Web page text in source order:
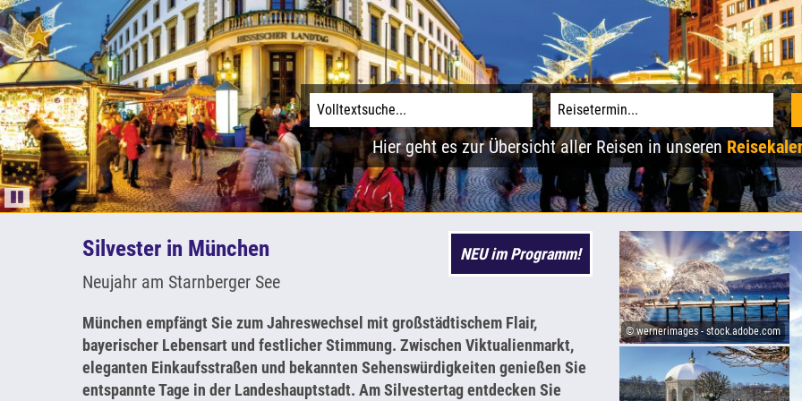
Pause
Hier geht es zur Übersicht aller Reisen in unseren
NEU im Programm!
Silvester in München
Neujahr am Starnberger See
München empfängt Sie zum Jahreswechsel mit großstädtischem Flair,
bayerischer Lebensart und festlicher Stimmung. Zwischen Viktualienmarkt,
eleganten Einkaufsstraßen und bekannten Sehenswürdigkeiten genießen Sie
entspannte Tage in der Landeshauptstadt. Am Silvestertag entdecken Sie
© wernerimages - stock.adobe.com